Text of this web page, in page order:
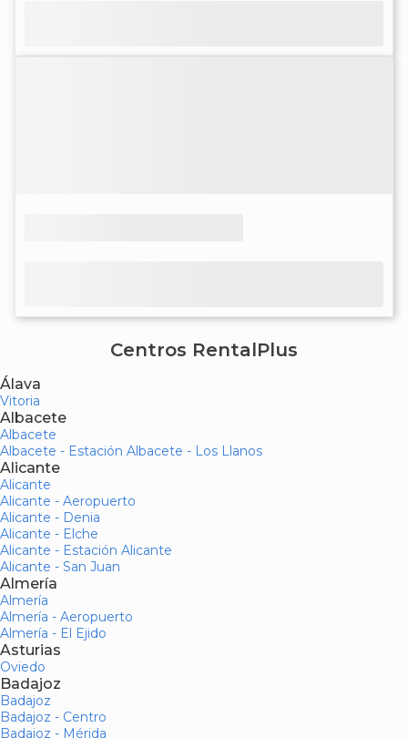
Centros RentalPlus
Álava
Vitoria
Albacete
Albacete
Albacete - Estación Albacete - Los Llanos
Alicante
Alicante
Alicante - Aeropuerto
Alicante - Denia
Alicante - Elche
Alicante - Estación Alicante
Alicante - San Juan
Almería
Almería
Almería - Aeropuerto
Almería - El Ejido
Asturias
Oviedo
Badajoz
Badajoz
Badajoz - Centro
Badajoz - Mérida